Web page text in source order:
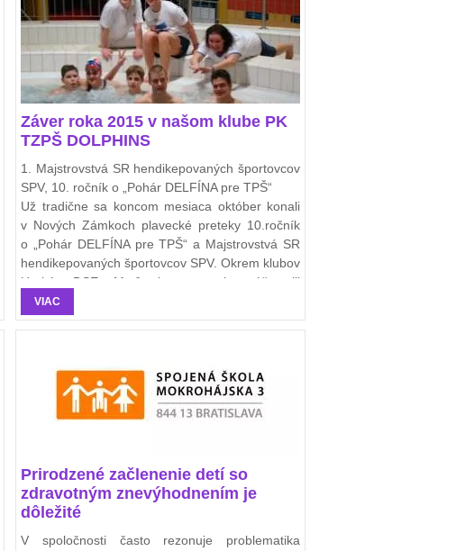
Záver roka 2015 v našom klube PK
TZPŠ DOLPHINS
1. Majstrovstvá SR hendikepovaných športovcov
SPV, 10. ročník o „Pohár DELFÍNA pre TPŠ“
Už tradične sa koncom mesiaca október konali
v Nových Zámkoch plavecké preteky 10.ročník
o „Pohár DELFÍNA pre TPŠ“ a Majstrovstvá SR
hendikepovaných športovcov SPV. Okrem klubov
Harkány DSE z Maďarska sa pretekov zúčastnili
plavci z PK Humenné, ŠKpZP Košice, ŠKP
Košice, OZ Usmej sa na mňa Košice,
VIAC
Prirodzené začlenenie detí so
zdravotným znevýhodnením je
dôležité
V spoločnosti často rezonuje problematika